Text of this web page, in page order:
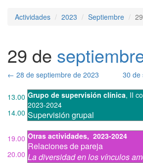
Actividades 2023 Septiembre 29
29 de
← 28 de septiembre de 2023 30 de
13.00 Grupo de supervisión clínica, II
2023-2024
Supervisión grupal
14.00
19.00 Otras actividades, 2023-2024
Relaciones de pareja
La diversidad en los vínculos
20.00